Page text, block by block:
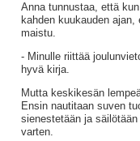
Anna tunnustaa, että
kahden kuukauden
maistu.
- Minulle riittää
hyvä kirja.
Mutta keskikesän
Ensin nautitaan suven
sienestetään ja
varten.